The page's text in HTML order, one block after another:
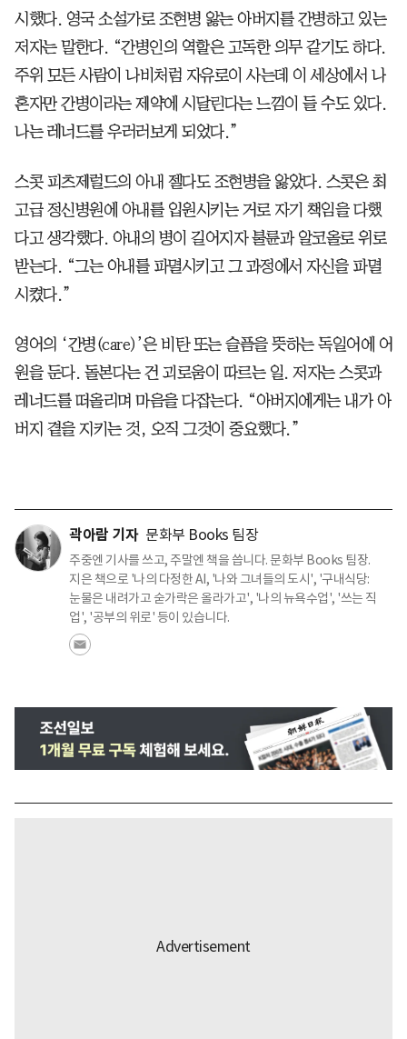
시했다. 영국 소설가로 조현병 앓는 아버지를 간병하고 있는
저자는 말한다. “간병인의 역할은 고독한 의무 같기도 하다.
주위 모든 사람이 나비처럼 자유로이 사는데 이 세상에서 나
혼자만 간병이라는 제약에 시달린다는 느낌이 들 수도 있다.
나는 레너드를 우러러보게 되었다.”
스콧 피츠제럴드의 아내 젤다도 조현병을 앓았다. 스콧은 최
고급 정신병원에 아내를 입원시키는 거로 자기 책임을 다했
다고 생각했다. 아내의 병이 길어지자 불륜과 알코올로 위로
받는다. “그는 아내를 파멸시키고 그 과정에서 자신을 파멸
시켰다.”
영어의 ‘간병(care)’은 비탄 또는 슬픔을 뜻하는 독일어에 어
원을 둔다. 돌본다는 건 괴로움이 따르는 일. 저자는 스콧과
레너드를 떠올리며 마음을 다잡는다. “아버지에게는 내가 아
버지 곁을 지키는 것, 오직 그것이 중요했다.”
곽아람 기자 문화부 Books 팀장
주중엔 기사를 쓰고, 주말엔 책을 씁니다. 문화부 Books 팀장.
지은 책으로 '나의 다정한 AI, '나와 그녀들의 도시', '구내식당:
눈물은 내려가고 숟가락은 올라가고', '나의 뉴욕수업', '쓰는 직
업', '공부의 위로' 등이 있습니다.